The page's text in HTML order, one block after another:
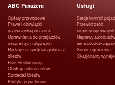
ABC Pasażera
Opłaty przewozowe
Prawa i obowiązki
przewoźnika/pasażera
Uprawnienia do przejazdów
bezpłatnych i ulgowych
Rodzaje i zasady korzystania z
biletów
Bilet Elektroniczny
Obsługa interesantów
Sprzedaż biletów
Polityka prywatności
Usługi
Stacja kontroli
Przewóz osób
niepełnosprawnych
Naprawy
samochodów
Serwis ogumienia
Okazjonalny